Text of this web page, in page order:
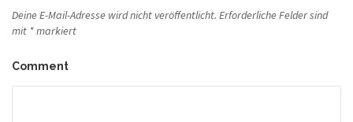
Deine E-Mail-Adresse wird nicht veröffentlicht. Erforderliche Felder sind
mit *markiert
Comment